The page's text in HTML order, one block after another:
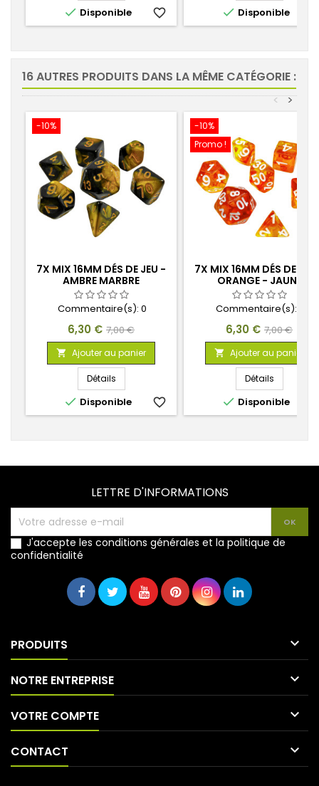
 Disponible favorite_border  Disponible
16 AUTRES PRODUITS DANS LA MÊME CATÉGORIE :
>
<
-10%
7X MIX 16MM DÉS DE JEU -
AMBRE MARBRE
Commentaire(s): 0
Prix
6,30 € Prix
de
base
7,00 €
 Ajouter au panier
Détails
 Disponible favorite_border
-10%
Promo !
7X MIX 16MM DÉS DE
ORANGE - JAUNE
Commentaire(s):
Prix
6,30 € Prix
de
base
7,00 €
 Ajouter au panier
Détails
 Disponible
LETTRE D'INFORMATIONS
J'accepte les conditions générales et la politique de
confidentialité
PRODUITS 
NOTRE ENTREPRISE 
VOTRE COMPTE 
CONTACT 